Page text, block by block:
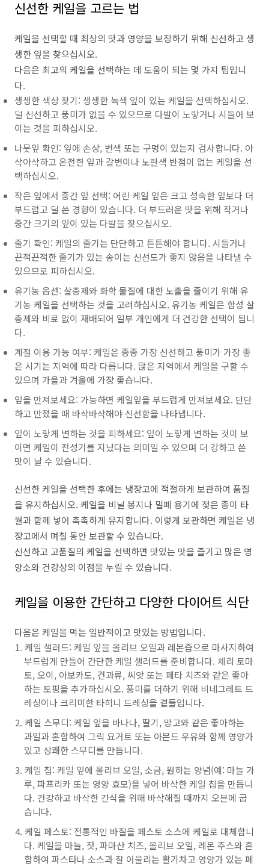
신선한 케일을 고르는 법
케일을 선택할 때 최상의 맛과 영양을 보장하기 위해 신선하고 생
생한 잎을 찾으십시오.
다음은 최고의 케일을 선택하는 데 도움이 되는 몇 가지 팁입니
다.
생생한 색상 찾기: 생생한 녹색 잎이 있는 케일을 선택하십시오.
덜 신선하고 풍미가 없을 수 있으므로 다발이 노랗거나 시들어 보
이는 것을 피하십시오.
나뭇잎 확인: 잎에 손상, 변색 또는 구멍이 있는지 검사합니다. 아
삭아삭하고 온전한 잎과 갈변이나 노란색 반점이 없는 케일을 선
택하십시오.
작은 잎에서 중간 잎 선택: 어린 케일 잎은 크고 성숙한 잎보다 더
부드럽고 덜 쓴 경향이 있습니다. 더 부드러운 맛을 위해 작거나
중간 크기의 잎이 있는 다발을 찾으십시오.
줄기 확인: 케일의 줄기는 단단하고 튼튼해야 합니다. 시들거나
끈적끈적한 줄기가 있는 송이는 신선도가 좋지 않음을 나타낼 수
있으므로 피하십시오.
유기농 옵션: 살충제와 화학 물질에 대한 노출을 줄이기 위해 유
기농 케일을 선택하는 것을 고려하십시오. 유기농 케일은 합성 살
충제와 비료 없이 재배되어 일부 개인에게 더 건강한 선택이 됩니
다.
계절 이용 가능 여부: 케일은 종종 가장 신선하고 풍미가 가장 좋
은 시기는 지역에 따라 다릅니다. 많은 지역에서 케일을 구할 수
있으며 가을과 겨울에 가장 좋습니다.
잎을 만져보세요: 가능하면 케일잎을 부드럽게 만져보세요. 단단
하고 만졌을 때 바삭바삭해야 신선함을 나타냅니다.
잎이 노랗게 변하는 것을 피하세요: 잎이 노랗게 변하는 것이 보
이면 케일이 전성기를 지났다는 의미일 수 있으며 더 강하고 쓴
맛이 날 수 있습니다.
신선한 케일을 선택한 후에는 냉장고에 적절하게 보관하여 품질
을 유지하십시오. 케일을 비닐 봉지나 밀폐 용기에 젖은 종이 타
월과 함께 넣어 촉촉하게 유지합니다. 이렇게 보관하면 케일은 냉
장고에서 며칠 동안 보관할 수 있습니다.
신선하고 고품질의 케일을 선택하면 맛있는 맛을 즐기고 많은 영
양소와 건강상의 이점을 누릴 수 있습니다.
케일을 이용한 간단하고 다양한 다이어트 식단
다음은 케일을 먹는 일반적이고 맛있는 방법입니다.
케일 샐러드: 케일 잎을 올리브 오일과 레몬즙으로 마사지하여
부드럽게 만들어 간단한 케일 샐러드를 준비합니다. 체리 토마
토, 오이, 아보카도, 견과류, 씨앗 또는 페타 치즈와 같은 좋아
하는 토핑을 추가하십시오. 풍미를 더하기 위해 비네그레트 드
레싱이나 크리미한 타히니 드레싱을 곁들입니다.
케일 스무디: 케일 잎을 바나나, 딸기, 망고와 같은 좋아하는
과일과 혼합하여 그릭 요거트 또는 아몬드 우유와 함께 영양가
있고 상쾌한 스무디를 만듭니다.
케일 칩: 케일 잎에 올리브 오일, 소금, 원하는 양념(예: 마늘 가
루, 파프리카 또는 영양 효모)을 넣어 바삭한 케일 칩을 만듭니
다. 건강하고 바삭한 간식을 위해 바삭해질 때까지 오븐에 굽
습니다.
케일 페스토: 전통적인 바질을 페스토 소스에 케일로 대체합니
다. 케일을 마늘, 잣, 파마산 치즈, 올리브 오일, 레몬 주스와 혼
합하여 파스타나 소스과 잘 어울리는 활기차고 영양가 있는 페